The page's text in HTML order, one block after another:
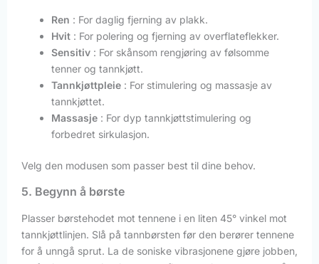
Ren : For daglig fjerning av plakk.
Hvit : For polering og fjerning av overflateflekker.
Sensitiv : For skånsom rengjøring av følsomme
tenner og tannkjøtt.
Tannkjøttpleie : For stimulering og massasje av
tannkjøttet.
Massasje : For dyp tannkjøttstimulering og
forbedret sirkulasjon.
Velg den modusen som passer best til dine behov.
5. Begynn å børste
Plasser børstehodet mot tennene i en liten 45° vinkel mot
tannkjøttlinjen. Slå på tannbørsten før den berører tennene
for å unngå sprut. La de soniske vibrasjonene gjøre jobben,